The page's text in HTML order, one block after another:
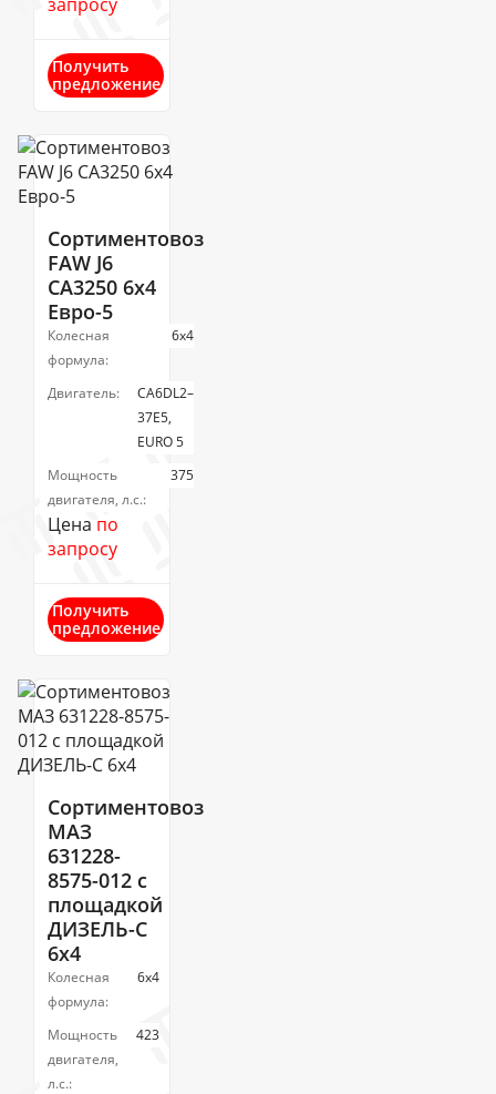
Получить
предложение
Сортиментовоз
FAW J6
CA3250 6х4
Евро-5
Колесная
формула:
6х4
Двигатель:
CA6DL2–
37E5,
EURO 5
Мощность
двигателя, л.с.:
375
Цена по
запросу
Получить
предложение
Сортиментовоз
МАЗ
631228-
8575-012 с
площадкой
ДИЗЕЛЬ-С
6х4
Колесная
формула:
6х4
Мощность
двигателя,
л.с.:
423